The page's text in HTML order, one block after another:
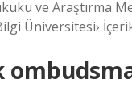
ve Araştırma
Üniversitesi›